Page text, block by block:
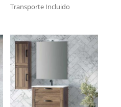
Transporte Incluido